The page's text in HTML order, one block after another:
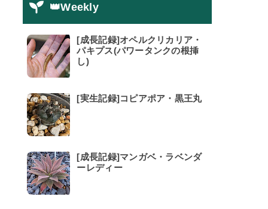
👑Weekly
[成長記録]オペルクリカリア・
パキプス(パワータンクの根挿
し)
[実生記録]コピアポア・黒王丸
[成長記録]マンガベ・ラベンダ
ーレディー